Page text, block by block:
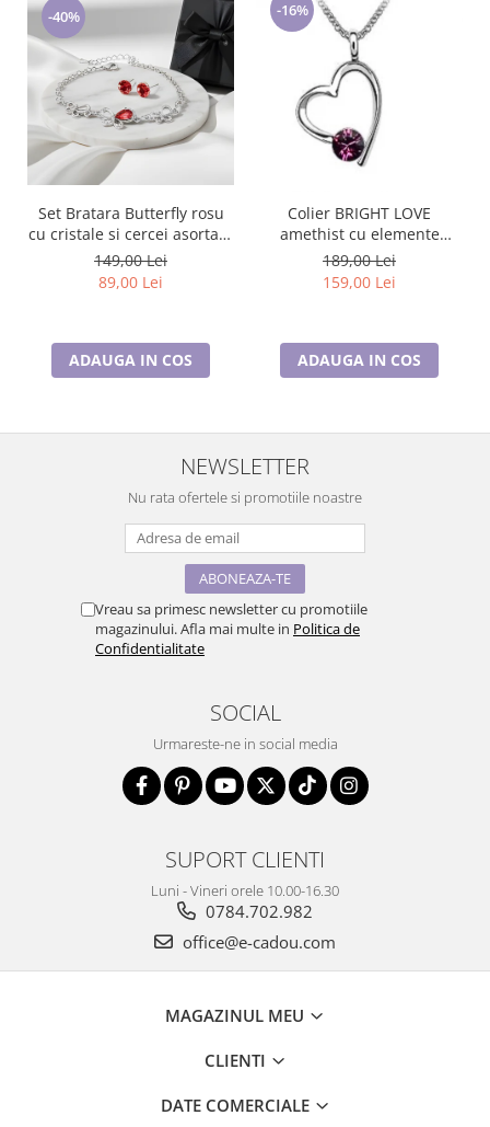
-40%
Set Bratara Butterfly rosu
cu cristale si cercei asortati,
placate cu aur 18K
149,00 Lei
89,00 Lei
ADAUGA IN COS
-16%
Colier BRIGHT LOVE
amethist cu elemente
Swarovski, placat cu aur 18k
189,00 Lei
159,00 Lei
ADAUGA IN COS
NEWSLETTER
Nu rata ofertele si promotiile noastre
Vreau sa primesc newsletter cu promotiile
magazinului. Afla mai multe in Politica de
Confidentialitate
SOCIAL
Urmareste-ne in social media
SUPORT CLIENTI
Luni - Vineri orele 10.00-16.30
0784.702.982
office@e-cadou.com
MAGAZINUL MEU
CLIENTI
DATE COMERCIALE